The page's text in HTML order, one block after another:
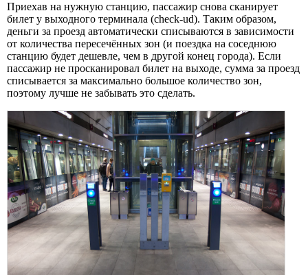
Приехав на нужную станцию, пассажир снова сканирует
билет у выходного терминала (check-ud). Таким образом,
деньги за проезд автоматически списываются в зависимости
от количества пересечённых зон (и поездка на соседнюю
станцию будет дешевле, чем в другой конец города). Если
пассажир не просканировал билет на выходе, сумма за проезд
списывается за максимально большое количество зон,
поэтому лучше не забывать это сделать.